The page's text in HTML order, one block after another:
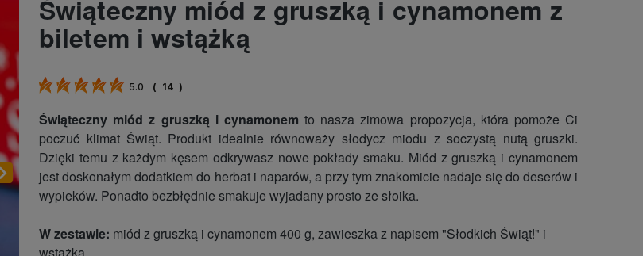
Świąteczny miód z gruszką i cynamonem z
biletem i wstążką
5.0 ( 14 )
Świąteczny miód z gruszką i cynamonem to nasza zimowa propozycja, która pomoże Ci
poczuć klimat Świąt. Produkt idealnie równoważy słodycz miodu z soczystą nutą gruszki.
Dzięki temu z każdym kęsem odkrywasz nowe pokłady smaku. Miód z gruszką i cynamonem
jest doskonałym dodatkiem do herbat i naparów, a przy tym znakomicie nadaje się do deserów i
wypieków. Ponadto bezbłędnie smakuje wyjadany prosto ze słoika.
W zestawie: miód z gruszką i cynamonem 400 g, zawieszka z napisem "Słodkich Świąt!" i
wstążką